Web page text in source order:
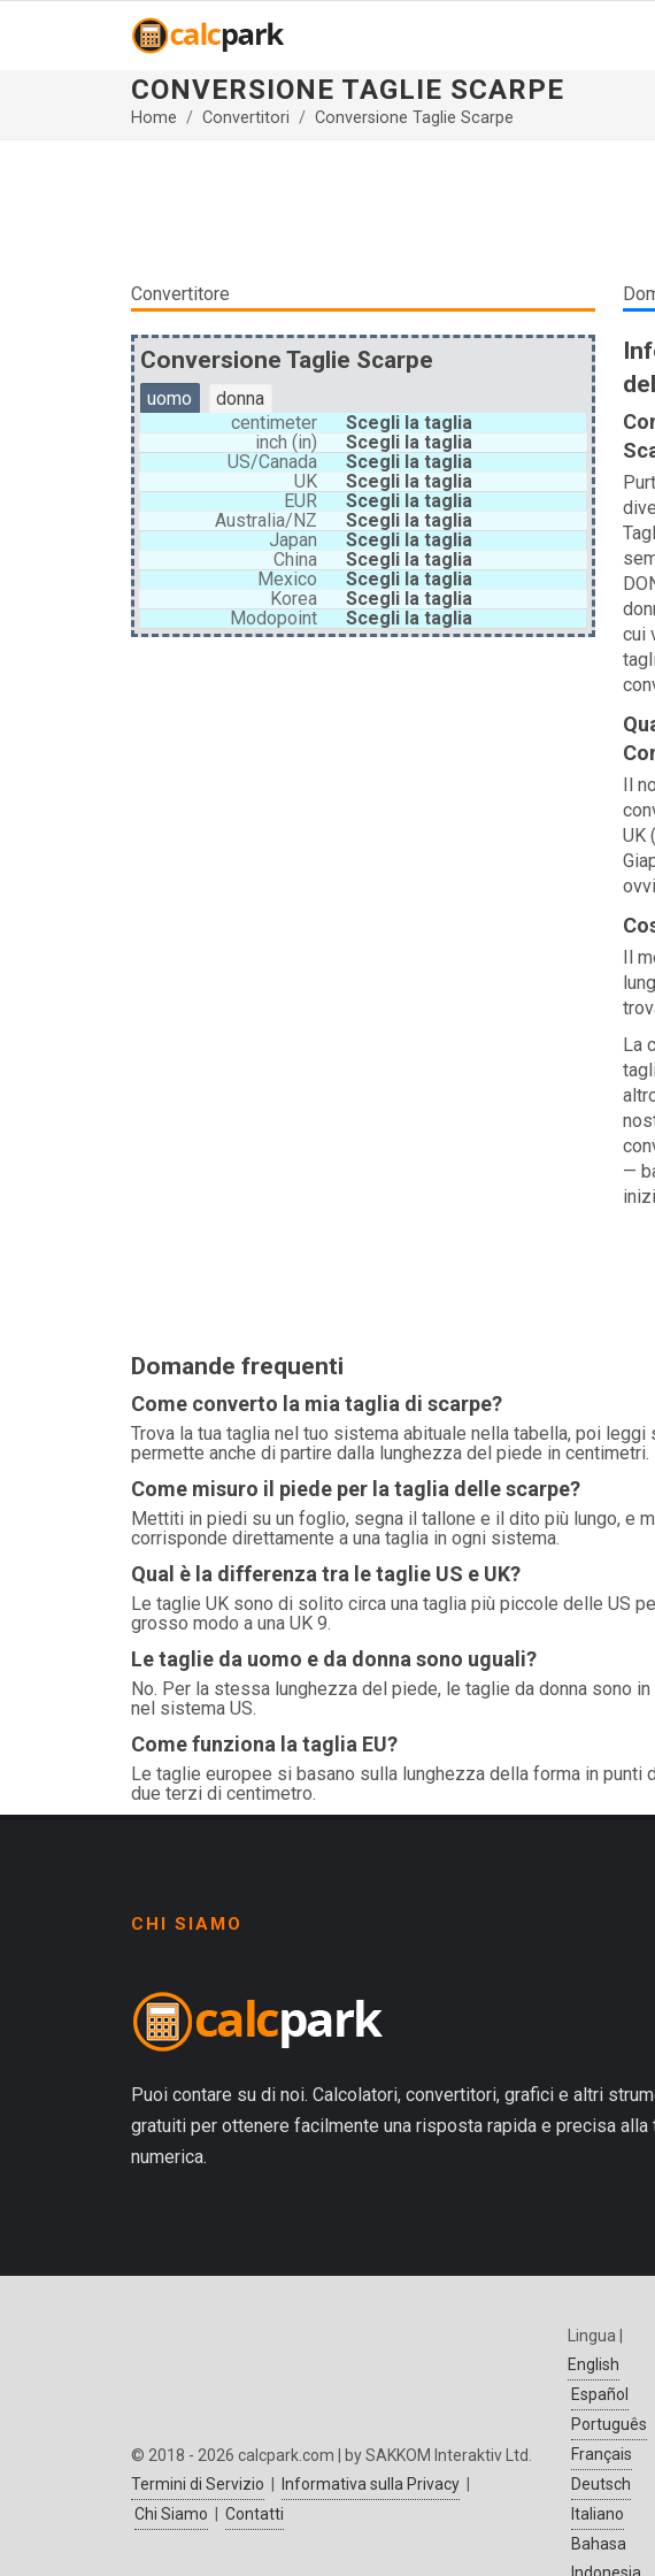
CONVERSIONE TAGLIE SCARPE
Home Convertitori Conversione Taglie Scarpe
Convertitore
Conversione Taglie Scarpe
uomo
donna
centimeter
Scegli la taglia
inch (in)
Scegli la taglia
US/Canada
Scegli la taglia
UK
Scegli la taglia
EUR
Scegli la taglia
Australia/NZ
Scegli la taglia
Japan
Scegli la taglia
China
Scegli la taglia
Mexico
Scegli la taglia
Korea
Scegli la taglia
Modopoint
Scegli la taglia
cui
Il
UK
Il
La
—
Domande frequenti
Come converto la mia taglia di scarpe?
Trova la tua taglia nel tuo sistema abituale nella tabella, poi
permette anche di partire dalla lunghezza del piede in centimetri.
Come misuro il piede per la taglia delle scarpe?
Mettiti in piedi su un foglio, segna il tallone e il dito più lungo, e
corrisponde direttamente a una taglia in ogni sistema.
Qual è la differenza tra le taglie US e UK?
Le taglie UK sono di solito circa una taglia più piccole delle US
grosso modo a una UK 9.
Le taglie da uomo e da donna sono uguali?
No. Per la stessa lunghezza del piede, le taglie da donna sono
nel sistema US.
Come funziona la taglia EU?
Le taglie europee si basano sulla lunghezza della forma in
due terzi di centimetro.
CHI SIAMO
Puoi contare su di noi. Calcolatori, convertitori, grafici e altri
gratuiti per ottenere facilmente una risposta rapida e precisa alla
numerica.
© 2018 - 2026 calcpark.com | by SAKKOM Interaktiv Ltd.
Termini di Servizio | Informativa sulla Privacy |
Chi Siamo | Contatti
Lingua |
English
Español
Português
Français
Deutsch
Italiano
Bahasa